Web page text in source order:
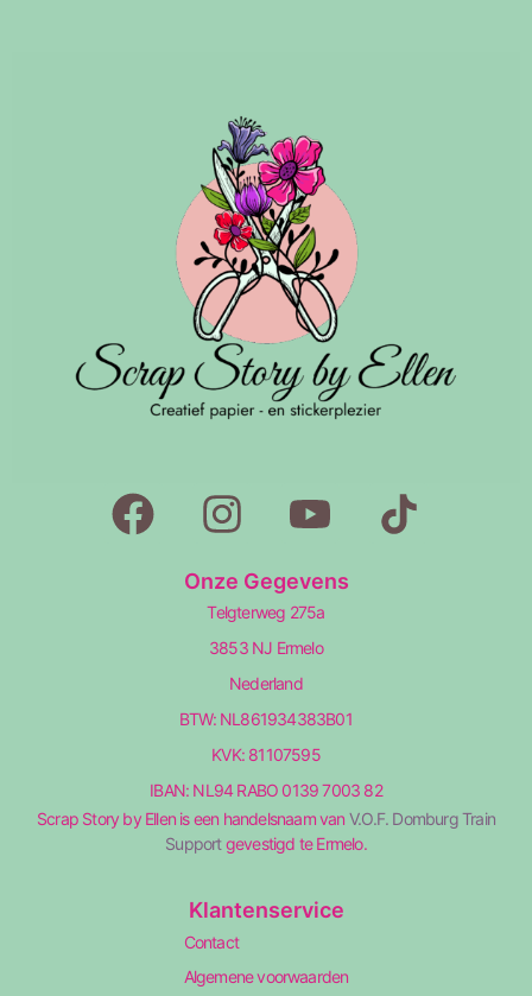
Onze Gegevens
Telgterweg 275a
3853 NJ Ermelo
Nederland
BTW: NL861934383B01
KVK: 81107595
IBAN: NL94 RABO 0139 7003 82
Scrap Story by Ellen is een handelsnaam van V.O.F. Domburg Train
Supportgevestigd te Ermelo.
Klantenservice
Contact
Algemene voorwaarden